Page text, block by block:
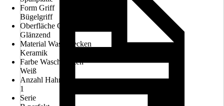
Form Griff
Bügelgriff
Oberfläche Griff
Glänzend
Material Waschbecken
Keramik
Farbe Waschbecken
Weiß
Anzahl Hahnlöcher
1
Serie